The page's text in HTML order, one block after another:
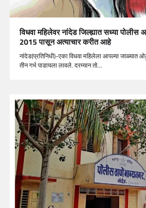
विधवा महिलेवर नांदेड जिल्ह्यात सध्या
2015 पासून अत्याचार करीत आहे
नांदेड(प्रतिनिधी)-एका विधवा महिलेला आपल्या जाळ्यात
तीन गर्भ पाडायला लावले. दरम्यान तो…